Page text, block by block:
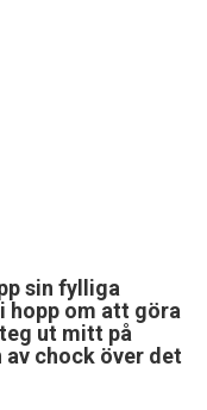
sin fylliga
hopp om att göra
ut mitt på
chock över det